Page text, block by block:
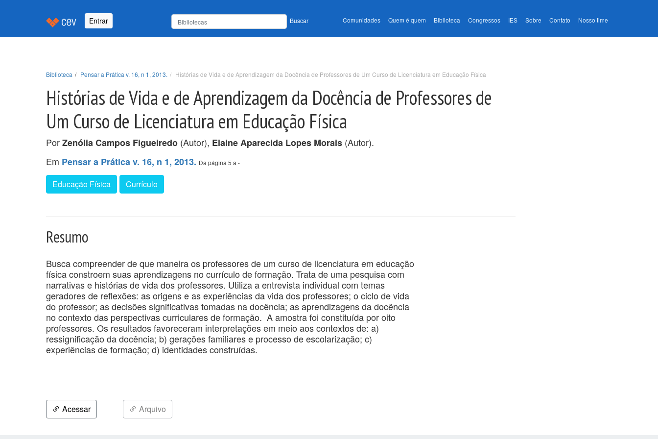
Entrar Buscar Comunidades Quem é quem Biblioteca Congressos IES Sobre Contato Nosso time
Biblioteca Pensar a Prática v. 16, n 1, 2013. Histórias de Vida e de Aprendizagem da Docência de Professores de Um Curso de Licenciatura em Educação Física
Histórias de Vida e de Aprendizagem da Docência de Professores de
Um Curso de Licenciatura em Educação Física
PorZenólia Campos Figueiredo (Autor), Elaine Aparecida Lopes Morais (Autor).
Em Pensar a Prática v. 16, n 1, 2013. Da página 5 a -
Educação Física Currículo
Resumo
Busca compreender de que maneira os professores de um curso de licenciatura em educação
física constroem suas aprendizagens no currículo de formação. Trata de uma pesquisa com
narrativas e histórias de vida dos professores. Utiliza a entrevista individual com temas
geradores de reflexões: as origens e as experiências da vida dos professores; o ciclo de vida
do professor; as decisões significativas tomadas na docência; as aprendizagens da docência
no contexto das perspectivas curriculares de formação. A amostra foi constituída por oito
professores. Os resultados favoreceram interpretações em meio aos contextos de: a)
ressignificação da docência; b) gerações familiares e processo de escolarização; c)
experiências de formação; d) identidades construídas.
Acessar Arquivo